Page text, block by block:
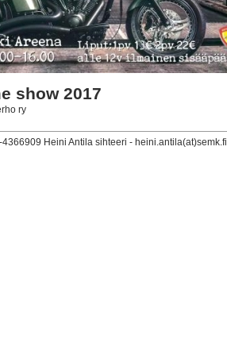
show 2017
ry
4366909 Heini Antila sihteeri - heini.antila(at)semk.fi